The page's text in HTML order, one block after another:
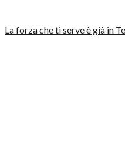
La forza che ti serve è già in